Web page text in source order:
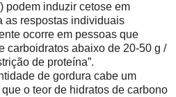
podem induzir cetose em
as respostas individuais
ocorre em pessoas que
carboidratos abaixo de 20-50 g /
de proteína”.
de gordura cabe um
o teor de hidratos de carbono